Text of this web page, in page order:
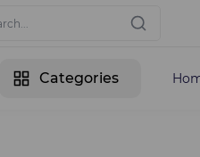
Categories